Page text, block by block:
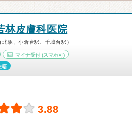
林皮膚科医院
駅、小倉台駅、千城台駅）
マイナ受付 (スマホ可)
籍
3.88